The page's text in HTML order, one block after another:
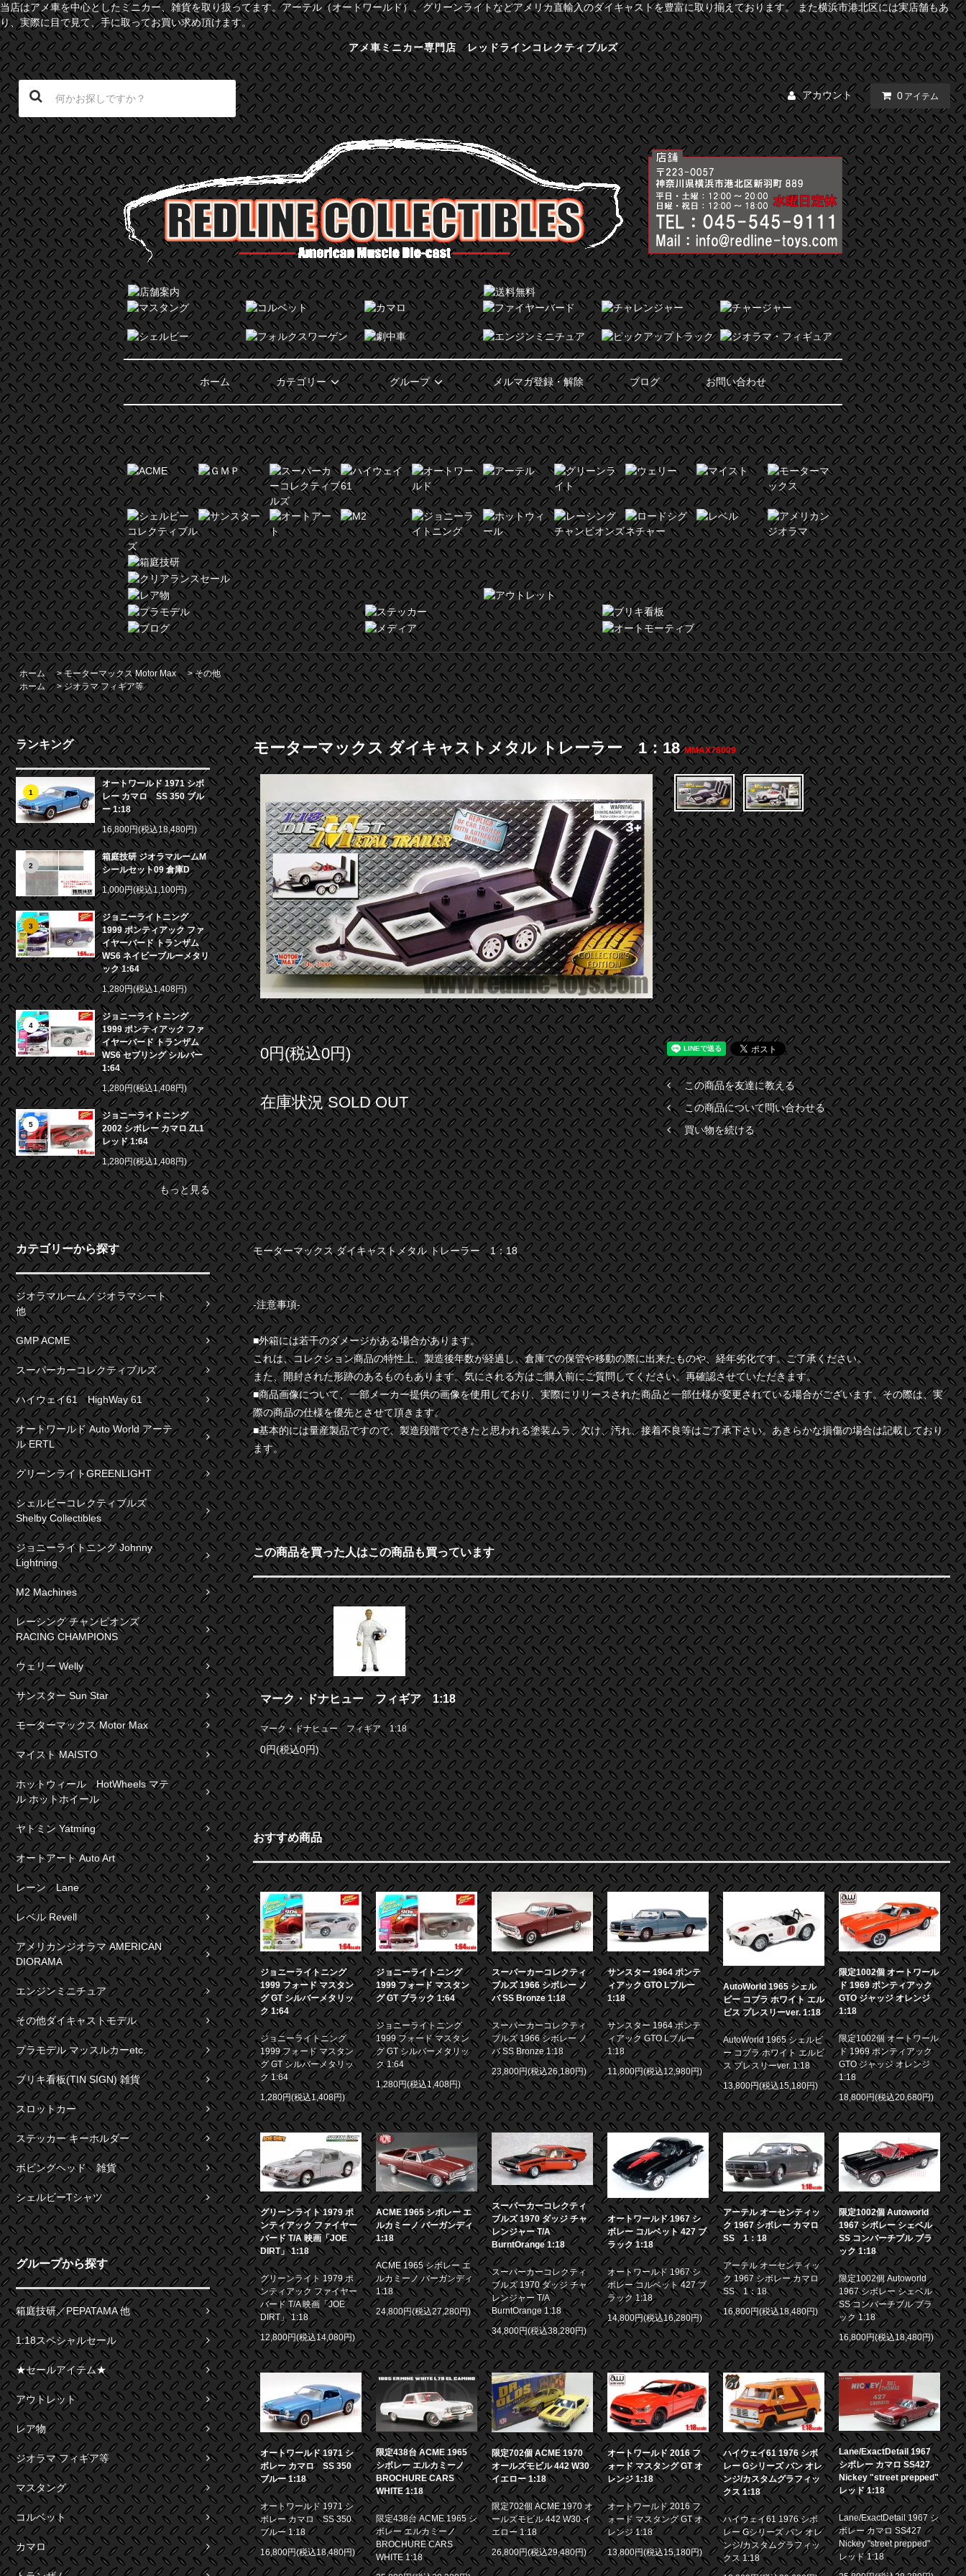
当店はアメ車を中心としたミニカー、雑貨を取り扱ってます。アーテル（オートワールド）、グリーンライトなどアメリカ直輸入のダイキャストを豊富に取り揃えております。 また横浜市港北区には実店舗もあ
り、実際に目で見て、手に取ってお買い求め頂けます。
アメ車ミニカー専門店 レッドラインコレクティブルズ
アカウント 0 アイテム
ホーム カテゴリー グループ メルマガ登録・解除 ブログ お問い合わせ
ホーム >モーターマックス Motor Max >その他
ホーム
>ジオラマ フィギア等
ランキング
1
オートワールド 1971 シボ
レー カマロ SS 350 ブル
ー 1:18
16,800円(税込18,480円)
2
箱庭技研 ジオラマルームM
シールセット09 倉庫D
1,000円(税込1,100円)
3
ジョニーライトニング
1999 ポンティアック ファ
イヤーバード トランザム
WS6 ネイビーブルーメタリ
ック 1:64
1,280円(税込1,408円)
4
ジョニーライトニング
1999 ポンティアック ファ
イヤーバード トランザム
WS6 セブリング シルバー
1:64
1,280円(税込1,408円)
5
ジョニーライトニング
2002 シボレー カマロ ZL1
レッド 1:64
1,280円(税込1,408円)
もっと見る
カテゴリーから探す
ジオラマルーム／ジオラマシート
他
GMP ACME
スーパーカーコレクティブルズ
ハイウェイ61 HighWay 61
オートワールド Auto World アーテ
ル ERTL
グリーンライトGREENLIGHT
シェルビーコレクティブルズ
Shelby Collectibles
ジョニーライトニング Johnny
Lightning
M2 Machines
レーシング チャンピオンズ
RACING CHAMPIONS
ウェリー Welly
サンスター Sun Star
モーターマックス Motor Max
マイスト MAISTO
ホットウィール HotWheels マテ
ル ホットホイール
ヤトミン Yatming
オートアート Auto Art
レーン Lane
レベル Revell
アメリカンジオラマ AMERICAN
DIORAMA
エンジンミニチュア
その他ダイキャストモデル
プラモデル マッスルカーetc.
ブリキ看板(TIN SIGN) 雑貨
スロットカー
ステッカー キーホルダー
ボビングヘッド 雑貨
シェルビーTシャツ
グループから探す
箱庭技研／PEPATAMA 他
1:18スペシャルセール
★セールアイテム★
アウトレット
レア物
ジオラマ フィギア等
マスタング
コルベット
カマロ
モーターマックス ダイキャストメタル トレーラー 1：18MMAX76009
0円(税込0円)
在庫状況 SOLD OUT
この商品を友達に教える
この商品について問い合わせる
買い物を続ける
モーターマックス ダイキャストメタル トレーラー 1：18
-注意事項-
■外箱には若干のダメージがある場合があります。
これは、コレクション商品の特性上、製造後年数が経過し、倉庫での保管や移動の際に出来たものや、経年劣化です。ご了承ください。
また、開封された形跡のあるものもあります。気にされる方はご購入前にご質問してください。再確認させていただきます。
■商品画像について、一部メーカー提供の画像を使用しており、実際にリリースされた商品と一部仕様が変更されている場合がございます。その際は、実
際の商品の仕様を優先とさせて頂きます。
■基本的には量産製品ですので、製造段階でできたと思われる塗装ムラ、欠け、汚れ、接着不良等はご了承下さい。あきらかな損傷の場合は記載しており
ます。
この商品を買った人はこの商品も買っています
マーク・ドナヒュー フィギア 1:18
マーク・ドナヒュー フィギア 1:18
0円(税込0円)
おすすめ商品
ジョニーライトニング
1999 フォード マスタン
グ GT シルバーメタリッ
ク 1:64
ジョニーライトニング
1999 フォード マスタン
グ GT シルバーメタリッ
ク 1:64
1,280円(税込1,408円)
ジョニーライトニング
1999 フォード マスタン
グ GT ブラック 1:64
ジョニーライトニング
1999 フォード マスタン
グ GT シルバーメタリッ
ク 1:64
1,280円(税込1,408円)
スーパーカーコレクティ
ブルズ 1966 シボレー ノ
バ SS Bronze 1:18
スーパーカーコレクティ
ブルズ 1966 シボレー ノ
バ SS Bronze 1:18
23,800円(税込26,180円)
サンスター 1964 ポンテ
ィアック GTO Lブルー
1:18
サンスター 1964 ポンテ
ィアック GTO Lブルー
1:18
11,800円(税込12,980円)
AutoWorld 1965 シェル
ビー コブラ ホワイト エル
ビス プレスリーver. 1:18
AutoWorld 1965 シェルビ
ー コブラ ホワイト エルビ
ス プレスリーver. 1:18
13,800円(税込15,180円)
限定1002個 オートワール
ド 1969 ポンティアック
GTO ジャッジ オレンジ
1:18
限定1002個 オートワール
ド 1969 ポンティアック
GTO ジャッジ オレンジ
1:18
18,800円(税込20,680円)
グリーンライト 1979 ポ
ンティアック ファイヤー
バード T/A 映画「JOE
DIRT」 1:18
グリーンライト 1979 ポ
ンティアック ファイヤー
バード T/A 映画「JOE
DIRT」 1:18
12,800円(税込14,080円)
ACME 1965 シボレー エ
ルカミーノ バーガンディ
1:18
ACME 1965 シボレー エ
ルカミーノ バーガンディ
1:18
24,800円(税込27,280円)
スーパーカーコレクティ
ブルズ 1970 ダッジ チャ
レンジャー T/A
BurntOrange 1:18
スーパーカーコレクティ
ブルズ 1970 ダッジ チャ
レンジャー T/A
BurntOrange 1:18
34,800円(税込38,280円)
オートワールド 1967 シ
ボレー コルベット 427 ブ
ラック 1:18
オートワールド 1967 シ
ボレー コルベット 427 ブ
ラック 1:18
14,800円(税込16,280円)
アーテル オーセンティッ
ク 1967 シボレー カマロ
SS 1：18
アーテル オーセンティッ
ク 1967 シボレー カマロ
SS 1：18
16,800円(税込18,480円)
限定1002個 Autoworld
1967 シボレー シェベル
SS コンバーチブル ブラ
ック 1:18
限定1002個 Autoworld
1967 シボレー シェベル
SS コンバーチブル ブラ
ック 1:18
16,800円(税込18,480円)
オートワールド 1971 シ
ボレー カマロ SS 350
ブルー 1:18
オートワールド 1971 シ
ボレー カマロ SS 350
ブルー 1:18
16,800円(税込18,480円)
限定438台 ACME 1965
シボレー エルカミーノ
BROCHURE CARS
WHITE 1:18
限定438台 ACME 1965 シ
ボレー エルカミーノ
BROCHURE CARS
WHITE 1:18
限定702個 ACME 1970
オールズモビル 442 W30
イエロー 1:18
限定702個 ACME 1970 オ
ールズモビル 442 W30 イ
エロー 1:18
26,800円(税込29,480円)
オートワールド 2016 フ
ォード マスタング GT オ
レンジ 1:18
オートワールド 2016 フ
ォード マスタング GT オ
レンジ 1:18
13,800円(税込15,180円)
ハイウェイ61 1976 シボ
レー Gシリーズ バン オレ
ンジ/カスタムグラフィッ
クス 1:18
ハイウェイ61 1976 シボ
レー Gシリーズ バン オレ
ンジ/カスタムグラフィッ
クス 1:18
Lane/ExactDetail 1967
シボレー カマロ SS427
Nickey "street prepped"
レッド 1:18
Lane/ExactDetail 1967 シ
ボレー カマロ SS427
Nickey "street prepped"
レッド 1:18